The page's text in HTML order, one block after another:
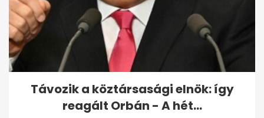
Varga Judit reagált: Orbán
bántalmazással
kapcsolatban emlegette...
Távozik a köztársasági elnök: így
reagált Orbán - A hét...